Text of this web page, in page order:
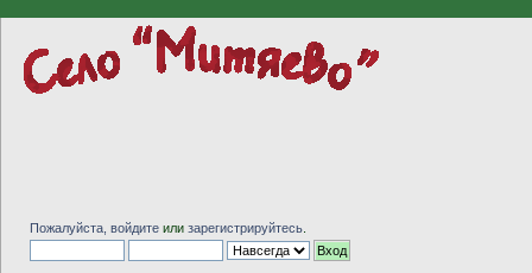
Пожалуйста, войдите или зарегистрируйтесь